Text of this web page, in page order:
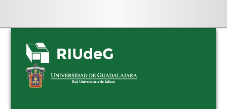
Skip
navigation